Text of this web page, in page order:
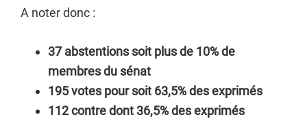
A noter donc :
37 abstentions soit plus de 10% de
membres du sénat
195 votes pour soit 63,5% des exprimés
112 contre dont 36,5% des exprimés